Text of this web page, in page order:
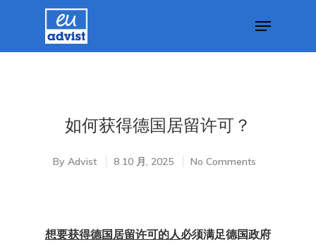
如何获得德国居留许可？
By Advist 8 10 月, 2025 No Comments
想要获得德国居留许可的人必须满足德国政府